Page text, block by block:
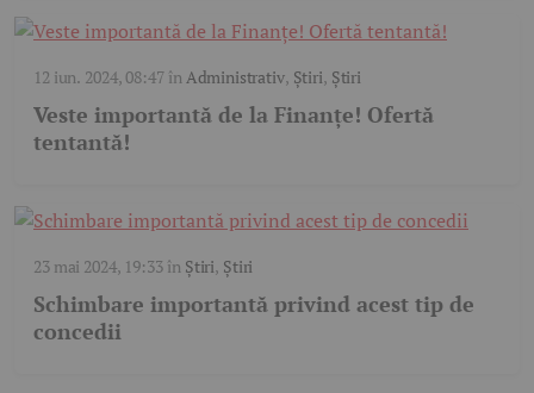
12 iun. 2024, 08:47în Administrativ, Știri, Știri
Veste importantă de la Finanțe! Ofertă
tentantă!
23 mai 2024, 19:33în Știri, Știri
Schimbare importantă privind acest tip de
concedii